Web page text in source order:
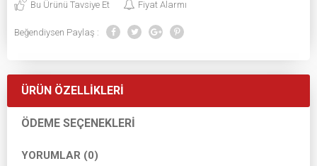
Bu Ürünü Tavsiye Et Fiyat Alarmı
Beğendiysen Paylaş :
ÜRÜN ÖZELLIKLERI
ÖDEME SEÇENEKLERI
YORUMLAR (0)